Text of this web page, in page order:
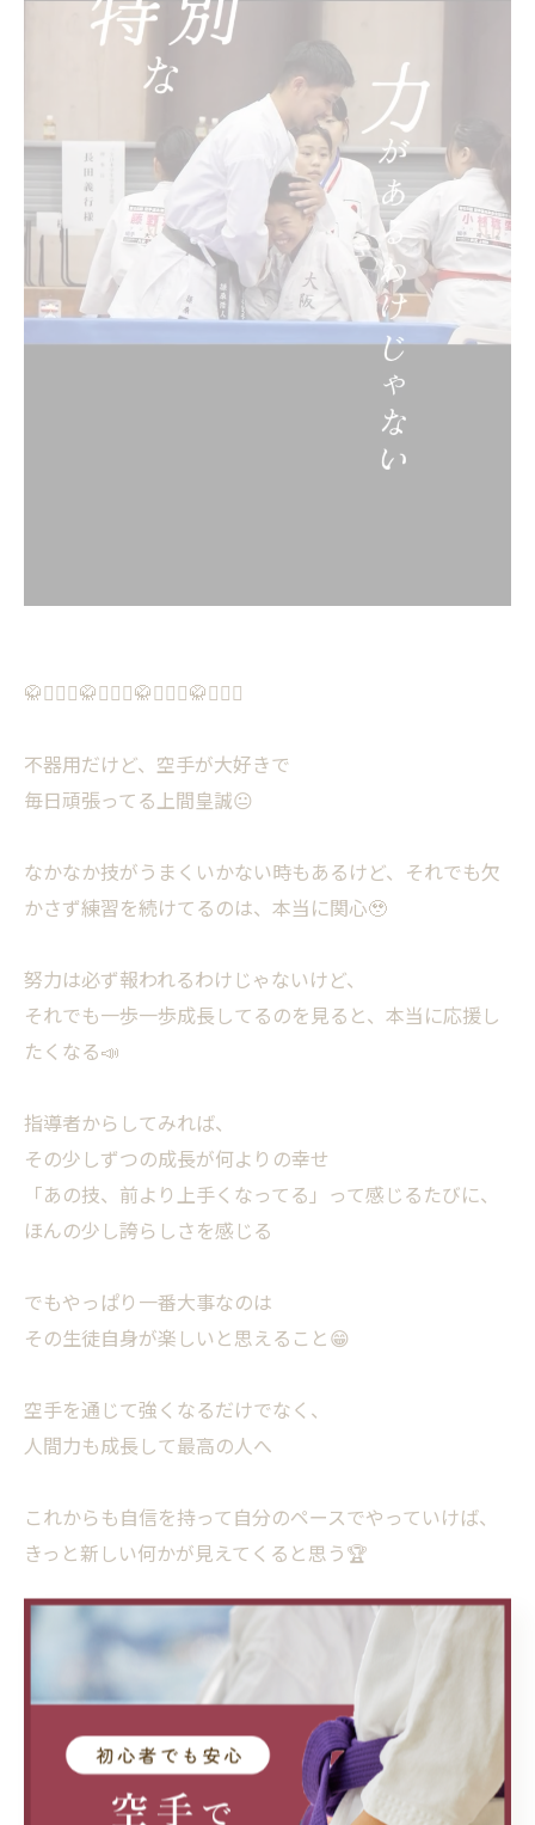
🥋🏃🏻‍♂️🥋🏃🏻‍♂️🥋🏃🏻‍♂️🥋🏃🏻‍♂️
不器用だけど、空手が大好きで
毎日頑張ってる上間皇誠😐
なかなか技がうまくいかない時もあるけど、それでも欠
かさず練習を続けてるのは、本当に関心🥹
努力は必ず報われるわけじゃないけど、
それでも一歩一歩成長してるのを見ると、本当に応援し
たくなる📣
指導者からしてみれば、
その少しずつの成長が何よりの幸せ
「あの技、前より上手くなってる」って感じるたびに、
ほんの少し誇らしさを感じる
でもやっぱり一番大事なのは
その生徒自身が楽しいと思えること😁
空手を通じて強くなるだけでなく、
人間力も成長して最高の人へ
これからも自信を持って自分のペースでやっていけば、
きっと新しい何かが見えてくると思う🏆
#習い事
#男の子
#努力
#成長